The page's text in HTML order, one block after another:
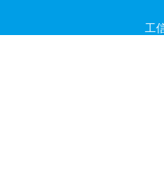
工